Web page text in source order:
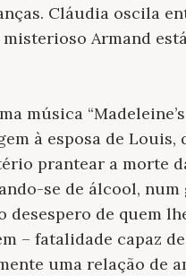
Cláudia oscila
misterioso Armand
música
à esposa de Louis,
prantear a morte
se de álcool, num
desespero de quem
– fatalidade capaz
uma relação de